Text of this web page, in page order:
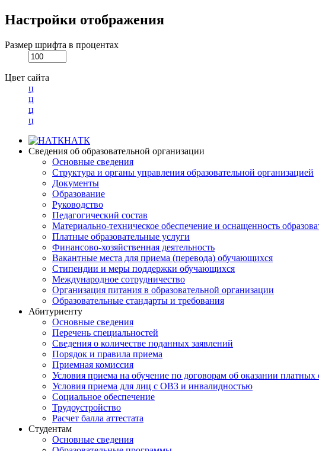
Настройки отображения
Размер шрифта в процентах
Цвет сайта
ц
ц
ц
ц
НАТК
Сведения об образовательной организации
Основные сведения
Структура и органы управления образовательной организацией
Документы
Образование
Руководство
Педагогический состав
Материально-техническое обеспечение и оснащенность
Платные образовательные услуги
Финансово-хозяйственная деятельность
Вакантные места для приема (перевода) обучающихся
Стипендии и меры поддержки обучающихся
Международное сотрудничество
Организация питания в образовательной организации
Образовательные стандарты и требования
Абитуриенту
Основные сведения
Перечень специальностей
Cведения о количестве поданных заявлений
Порядок и правила приема
Приемная комиссия
Условия приема на обучение по договорам об оказании платных
Условия приема для лиц с ОВЗ и инвалидностью
Социальное обеспечение
Трудоустройство
Расчет балла аттестата
Студентам
Основные сведения